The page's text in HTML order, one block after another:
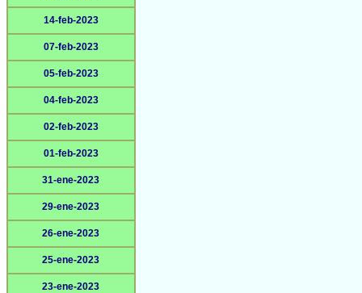
14-feb-2023
07-feb-2023
05-feb-2023
04-feb-2023
02-feb-2023
01-feb-2023
31-ene-2023
29-ene-2023
26-ene-2023
25-ene-2023
23-ene-2023